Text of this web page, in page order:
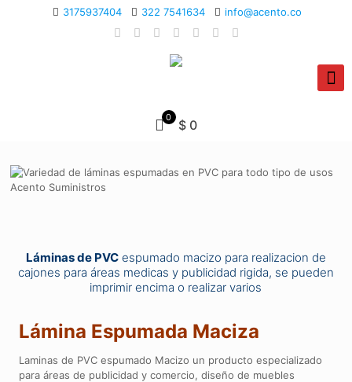
3175937404 322 7541634 info@acento.co
0 $ 0
Láminas de PVCespumado macizo para realizacion de
cajones para áreas medicas y publicidad rigida, se pueden
imprimir encima o realizar varios
Lámina Espumada Maciza
Laminas de PVC espumado Macizo un producto especializado
para áreas de publicidad y comercio, diseño de muebles